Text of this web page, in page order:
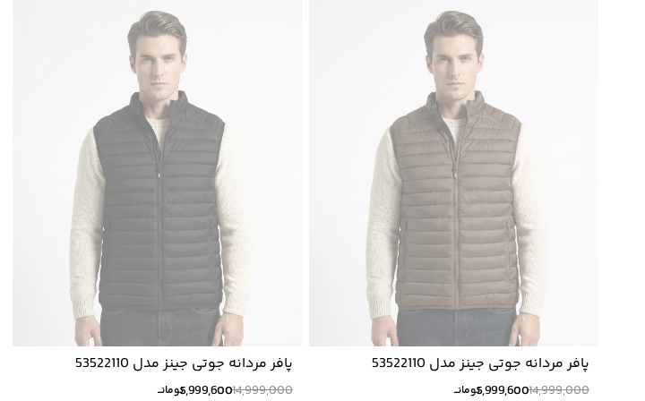
پافر مردانه جوتی جینز مدل 53522110
14,999,000
5,999,600تومانــ
پافر مردانه جوتی جینز مدل 53522110
14,999,000
5,999,600تومانــ